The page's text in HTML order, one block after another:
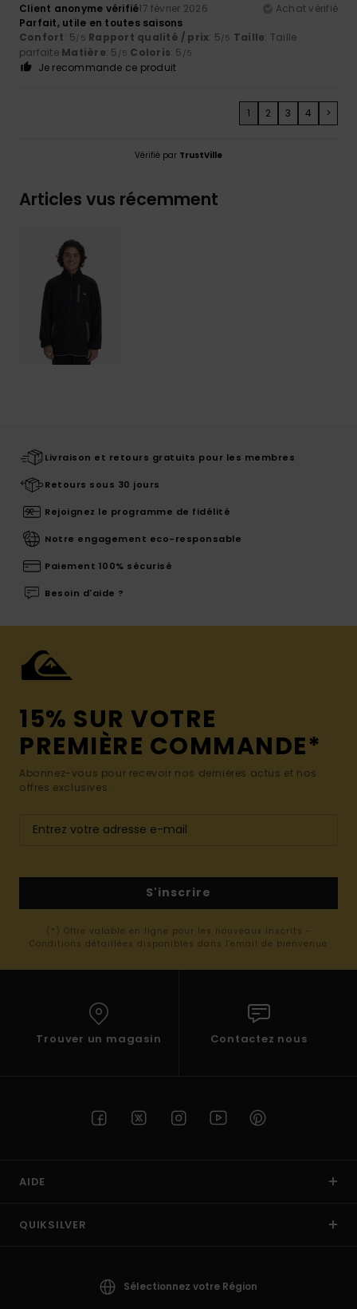
Client anonyme vérifié17 février 2026
Achat vérifié
Parfait, utile en toutes saisons
Confort: 5/5 Rapport qualité / prix: 5/5 Taille: Taille
parfaite Matière: 5 /5 Coloris: 5 /5
Je recommande ce produit
1 2 3 4 >
Vérifié par TrustVille
Articles vus récemment
Livraison et retours gratuits pour les membres
Retours sous 30 jours
Rejoignez le programme de fidélité
Notre engagement eco-responsable
Paiement 100% sécurisé
Besoin d'aide ?
15% SUR VOTRE
PREMIÈRE COMMANDE*
Abonnez-vous pour recevoir nos dernières actus et nos
offres exclusives.
S'inscrire
(*) Offre valable en ligne pour les nouveaux inscrits -
Conditions détaillées disponibles dans l'email de bienvenue
Trouver un magasin Contactez nous
AIDE
QUIKSILVER
Sélectionnez votre Région